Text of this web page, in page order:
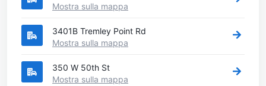
Mostra sulla mappa
3401B Tremley Point Rd
Mostra sulla mappa
350 W 50th St
Mostra sulla mappa